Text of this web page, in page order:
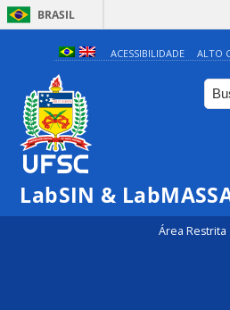
BRASIL
ACESSIBILIDADE ALTO
LabSIN &
Área Restrita